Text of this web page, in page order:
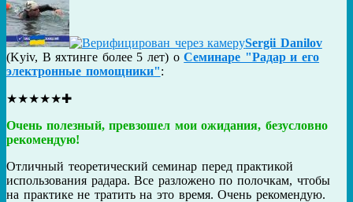
Sergii Danilov
(Kyiv, В яхтинге более 5 лет) оСеминаре "Радар и его
электронные помощники":
★★★★★✚
Очень полезный, превзошел мои ожидания, безусловно
рекомендую!
Отличный теоретический семинар перед практикой
использования радара. Все разложено по полочкам, чтобы
на практике не тратить на это время. Очень рекомендую.